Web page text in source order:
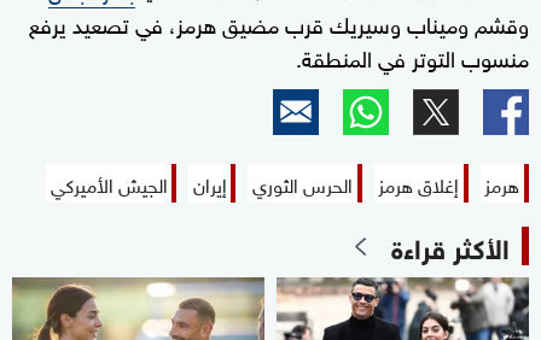
وقشم وميناب وسيريك قرب مضيق هرمز، في تصعيد يرفع
منسوب التوتر في المنطقة.
هرمز إغلاق هرمز الحرس الثوري إيران الجيش الأميركي
الأكثر قراءة